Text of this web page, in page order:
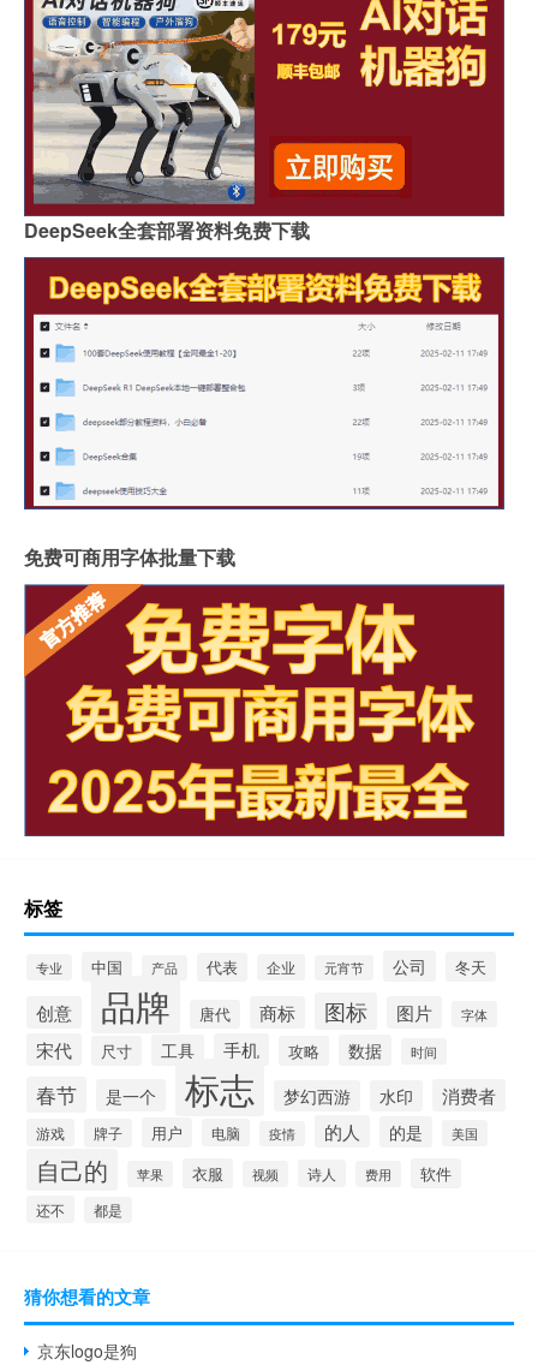
DeepSeek全套部署资料免费下载
免费可商用字体批量下载
标签
专业 中国 产品 代表 企业 元宵节 公司 冬天
创意 品牌 唐代 商标 图标 图片 字体
宋代 尺寸 工具 手机 攻略 数据 时间
春节 是一个 标志 梦幻西游 水印 消费者
游戏 牌子 用户 电脑 疫情 的人 的是 美国
自己的 苹果 衣服 视频 诗人 费用 软件
还不 都是
猜你想看的文章
京东logo是狗